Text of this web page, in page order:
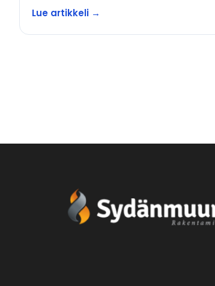
Lue artikkeli →